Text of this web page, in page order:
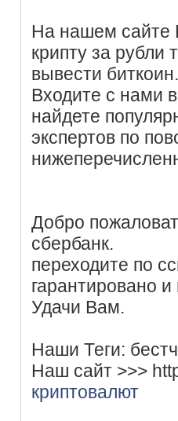
На нашем сайте
крипту за рубли
вывести биткоин.
Входите с нами
найдете
экспертов по
Добро
сбербанк.
переходите по
гарантировано и
Удачи Вам.
Наши Теги:
Наш сайт >>>
криптовалют